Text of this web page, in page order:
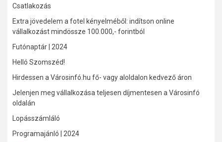
Csatlakozás
Extra jövedelem a fotel kényelméből: indítson online
vállalkozást mindössze 100.000,- forintból
Futónaptár | 2024
Helló Szomszéd!
Hirdessen a Városinfó.hu fő- vagy aloldalon kedvező áron
Jelenjen meg vállalkozása teljesen díjmentesen a Városinfó
oldalán
Lopásszámláló
Programajánló | 2024